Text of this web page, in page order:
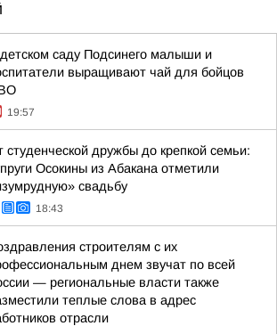
саду Подсинего малыши и
выращивают чай для бойцов
19:57
студенческой дружбы до крепкой семьи:
Осокины из Абакана отметили
свадьбу
18:43
строителям с их
днем звучат по всей
— региональные власти также
теплые слова в адрес
отрасли